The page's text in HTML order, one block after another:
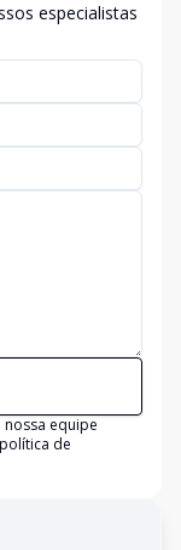
especialistas
equipe
política de